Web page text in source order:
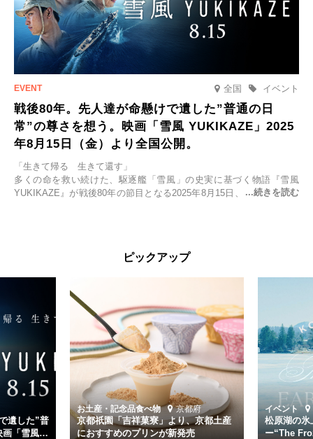
全国 イベント
戦後80年。先人達が命懸けで遺した”普通の日
常”の尊さを想う。映画「雪風 YUKIKAZE」2025
年8月15日（金）より全国公開。
「生きて帰る 生きて還す」
多くの命を救い続けた、駆逐艦「雪風」の史実に基づく物語『雪風
YUKIKAZE』が戦後80年の節目となる2025年8月15日、全国公開され
くの仲間の命を救い帰還させ、戦後まで生き抜き「幸運艦」と呼ばれ
主演は「雪風」の艦長・寺澤一利を演じる竹野内豊。先任伍長・早瀬
幸平を玉木宏が演じるほか、奥平大兼、田中麗奈、石丸幹二、益岡徹
など実力派俳優が共演。そして戦艦大和と運命を共にした帝国海軍・
第二艦隊司令長官、伊藤整一を中井貴一が圧倒的な存在感で演じ切
る。
時代が再び、分断と暴力に揺れる現代。本作は「同じ過ちを繰り返す
道を歩んではいないか」と、彼らが命をかけて守りたいと願っ
た”今”を生きる私達に問いかける。戦後80年、戦争の記憶が薄れゆく
今だからこそ、尊い平和の価値を未来に繋ぐ作品『雪風 YUKIKAZE』
ピックアップ
遺した”普
画「雪風
お土産・記念品食べ物 京都府
京都祇園「吉祥菓寮」より、京都土産
におすすめのプリンが新発売
イベント
松原湖の氷
ー“The